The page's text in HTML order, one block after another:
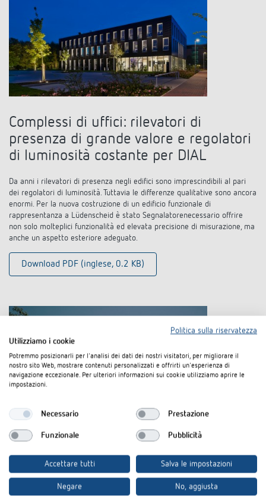
Complessi di uffici: rilevatori di
presenza di grande valore e regolatori
di luminosità costante per DIAL
Da anni i rilevatori di presenza negli edifici sono imprescindibili al pari
dei regolatori di luminosità. Tuttavia le differenze qualitative sono ancora
enormi. Per la nuova costruzione di un edificio funzionale di
rappresentanza a Lüdenscheid è stato Segnalatorenecessario offrire
non solo molteplici funzionalità ed elevata precisione di misurazione, ma
anche un aspetto esteriore adeguato.
Download PDF (inglese, 0.2 KB)
Abitazioni private: vivere meglio con la
centralina comfort LUXOR
Con la pregevole ristrutturazione della villa privata in stile Bauhaus di
Metzingen, vicino a Stoccarda, i committenti hanno esaudito un
Politica sulla riservatezza
Utilizziamo i cookie
Potremmo posizionarli per l'analisi dei dati dei nostri visitatori, per migliorare il
nostro sito Web, mostrare contenuti personalizzati e offrirti un'esperienza di
navigazione eccezionale. Per ulteriori informazioni sui cookie utilizziamo aprire le
impostazioni.
Necessario Prestazione
Funzionale Pubblicità
Accettare tutti Salva le impostazioni
Negare No, aggiusta